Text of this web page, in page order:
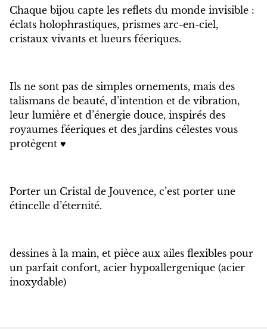
Chaque bijou capte les reflets du monde invisible :
éclats holophrastiques, prismes arc-en-ciel,
cristaux vivants et lueurs féeriques.
Ils ne sont pas de simples ornements, mais des
talismans de beauté, d’intention et de vibration,
leur lumière et d’énergie douce, inspirés des
royaumes féeriques et des jardins célestes vous
protègent ♥️
Porter un Cristal de Jouvence, c’est porter une
étincelle d’éternité.
dessines à la main, et pièce aux ailes flexibles pour
un parfait confort, acier hypoallergenique (acier
inoxydable)